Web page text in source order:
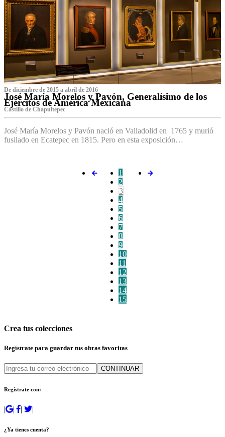
De diciembre de 2015 a abril de 2016
José María Morelos y Pavón, Generalísimo de los
Ejércitos de América Mexicana
C‌astillo de Chapultepec
José María Morelos y Pavón nació en Valladolid en 1765 y murió
fusilado en Ecatepec en 1815. Pero en esta exposición…
1
2
3
4
5
6
7
8
9
10
11
12
13
14
15
Crea tus colecciones
Regístrate para guardar tus obras favoritas
CONTINUAR
Regístrate con:
| | | |
¿Ya tienes cuenta?